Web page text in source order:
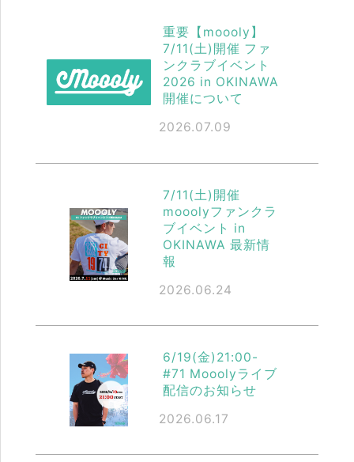
2026.07.09
重要【moooly】
7/11(土)開催 ファ
ンクラブイベント
2026 in OKINAWA
開催について
2026.06.24
7/11(土)開催
mooolyファンクラ
ブイベント in
OKINAWA 最新情
報
2026.06.17
6/19(金)21:00-
#71 Mooolyライブ
配信のお知らせ